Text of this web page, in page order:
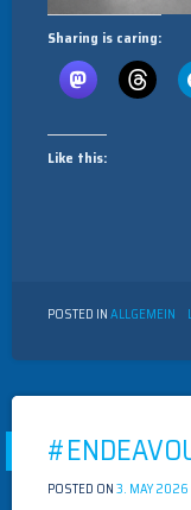
Sharing is caring:
Like this:
POSTED INALLGEMEIN
POSTED ON3. MAY 2026